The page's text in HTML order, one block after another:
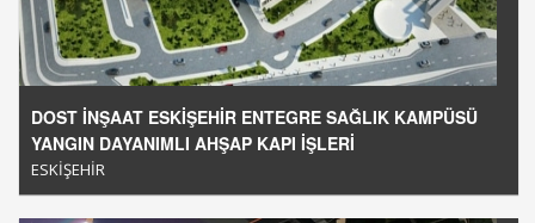
DOST İNŞAAT ESKİŞEHİR ENTEGRE SAĞLIK KAMPÜSÜ
YANGIN DAYANIMLI AHŞAP KAPI İŞLERİ
ESKİŞEHİR